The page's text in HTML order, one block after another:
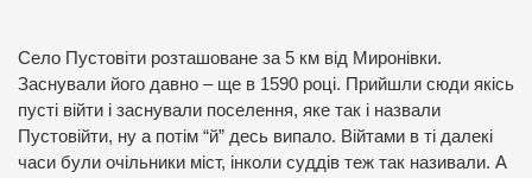
Село Пустовіти розташоване за 5 км від Миронівки.
Заснували його давно – ще в 1590 році. Прийшли сюди якісь
пусті війти і заснували поселення, яке так і назвали
Пустовійти, ну а потім “й” десь випало. Війтами в ті далекі
часи були очільники міст, інколи суддів теж так називали. А